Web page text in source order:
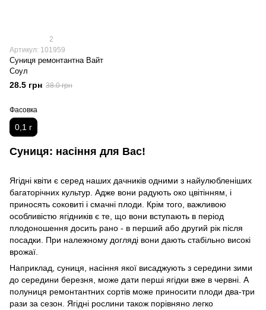
2
Артикул: 101959
Суниця ремонтантна Вайт
Соул
28.5 грн 38.0 грн
Фасовка
0,1 г
Суниця: насіння для Вас!
Ягідні квіти є серед наших дачників одними з найулюбленіших
багаторічних культур. Адже вони радують око цвітінням, і
приносять соковиті і смачні плоди. Крім того, важливою
особливістю ягідників є те, що вони вступають в період
плодоношення досить рано - в перший або другий рік після
посадки. При належному догляді вони дають стабільно високі
врожаї.
Наприклад, суниця, насіння якої висаджують з середини зими
до середини березня, може дати перші ягідки вже в червні. А
полуниця ремонтантних сортів може приносити плоди два-три
рази за сезон. Ягідні рослини також порівняно легко